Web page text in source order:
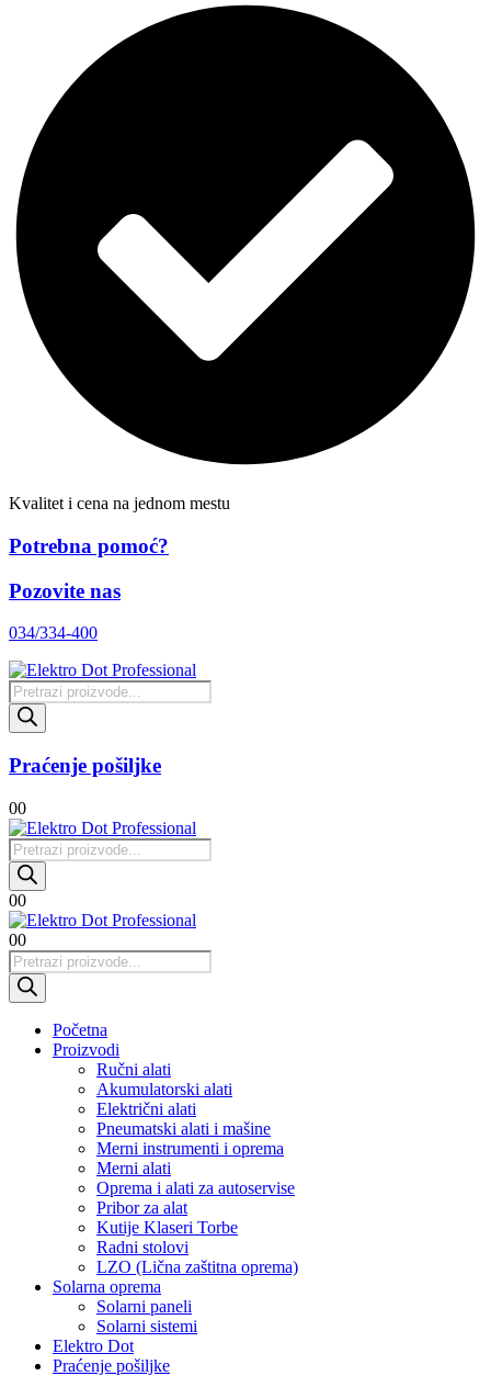
Kvalitet i cena na jednom mestu
Potrebna pomoć?
Pozovite nas
034/334-400
Products
search
Praćenje pošiljke
00
Products
search
00
00
Products
search
Početna
Proizvodi
Ručni alati
Akumulatorski alati
Električni alati
Pneumatski alati i mašine
Merni instrumenti i oprema
Merni alati
Oprema i alati za autoservise
Pribor za alat
Kutije Klaseri Torbe
Radni stolovi
LZO (Lična zaštitna oprema)
Solarna oprema
Solarni paneli
Solarni sistemi
Elektro Dot
Praćenje pošiljke